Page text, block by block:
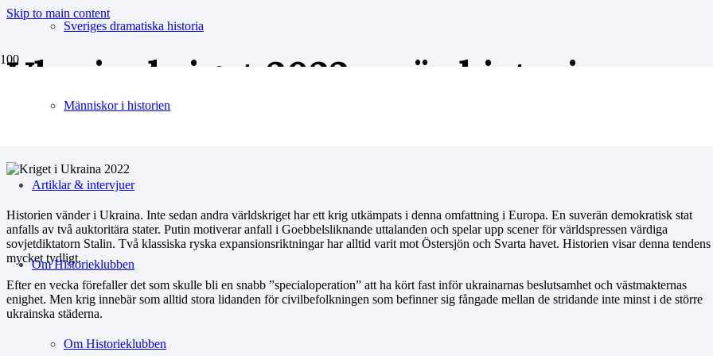
Skip to main content
Sveriges dramatiska historia
Människor i historien
Artiklar & intervjuer
Om Historieklubben
Om Historieklubben
Ukrainakriget 2022 – när historien
vänder
Historien vänder i Ukraina. Inte sedan andra världskriget har ett krig utkämpats i denna omfattning i Europa. En suverän demokratisk stat
anfalls av två auktoritära stater. Putin motiverar anfall i Goebbelsliknande uttalanden och spelar upp scener för världspressen värdiga
sovjetdiktatorn Stalin. Två klassiska ryska expansionsriktningar har alltid varit mot Östersjön och Svarta havet. Historien visar denna tendens
mycket tydligt.
Efter en vecka förefaller det som skulle bli en snabb ”specialoperation” att ha kört fast inför ukrainarnas beslutsamhet och västmakternas
enighet. Men krig innebär som alltid stora lidanden för civilbefolkningen som befinner sig fångade mellan de stridande inte minst i de större
ukrainska städerna.